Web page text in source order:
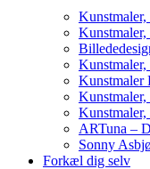
Kunstmaler,
Kunstmaler
Kunstmaler,
ARTuna –
Sonny
Forkæl dig selv